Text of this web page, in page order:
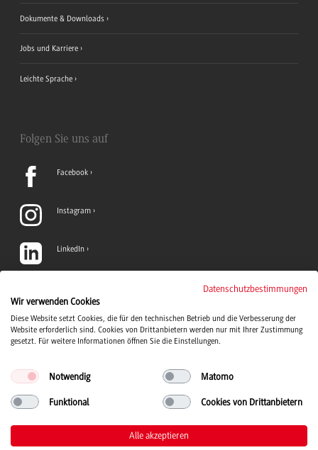
Dokumente & Downloads
Jobs und Karriere
Leichte Sprache
Folgen Sie uns auf
Facebook
Instagram
LinkedIn
YouTube
© 2026 Duale Hochschule Baden-Württemberg
Datenschutzbestimmungen
Wir verwenden Cookies
Diese Website setzt Cookies, die für den technischen Betrieb und die Verbesserung der
Website erforderlich sind. Cookies von Drittanbietern werden nur mit Ihrer Zustimmung
gesetzt. Für weitere Informationen öffnen Sie die Einstellungen.
Notwendig Matomo
Funktional Cookies von Drittanbietern
Alle akzeptieren